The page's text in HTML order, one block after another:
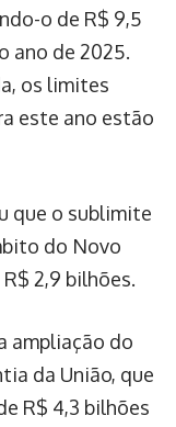
o de R$ 9,5
ano de 2025.
os limites
este ano estão
que o sublimite
do Novo
R$ 2,9 bilhões.
ampliação do
da União, que
R$ 4,3 bilhões